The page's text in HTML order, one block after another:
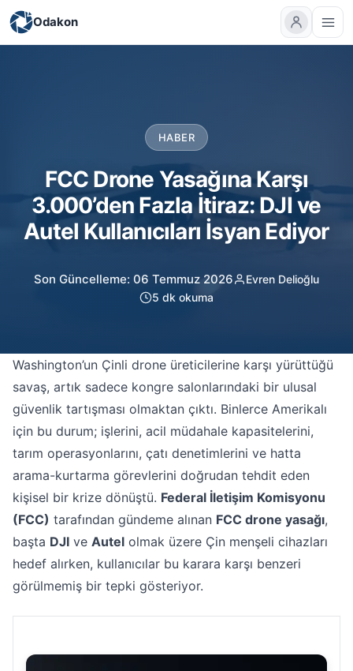
Odakon
HABER
FCC Drone Yasağına Karşı
3.000’den Fazla İtiraz: DJI ve
Autel Kullanıcıları İsyan Ediyor
Son Güncelleme: 06 Temmuz 2026
Evren Delioğlu
5 dk okuma
Washington’un Çinli drone üreticilerine karşı yürüttüğü
savaş, artık sadece kongre salonlarındaki bir ulusal
güvenlik tartışması olmaktan çıktı. Binlerce Amerikalı
için bu durum; işlerini, acil müdahale kapasitelerini,
tarım operasyonlarını, çatı denetimlerini ve hatta
arama-kurtarma görevlerini doğrudan tehdit eden
kişisel bir krize dönüştü. Federal İletişim Komisyonu
(FCC) tarafından gündeme alınan FCC drone yasağı,
başta DJI ve Autel olmak üzere Çin menşeli cihazları
hedef alırken, kullanıcılar bu karara karşı benzeri
görülmemiş bir tepki gösteriyor.